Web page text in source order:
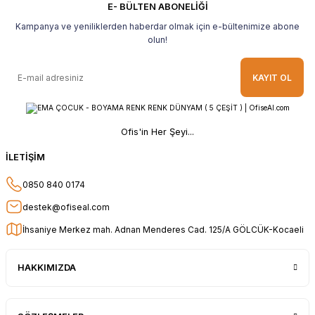
Ahmet Yılmaz | 29/04/2026
paketlenmiş, sorunsuz teslim aldım,
O... A... | 10/02/2026
Teşekkür ederim.
E... Ö... | 14/01/2026
Gayet başarılı ve ilgili firma. Fiyatları
E- BÜLTEN ABONELİĞİ
Kampanya ve yeniliklerden haberdar olmak için e-bültenimize abone
olun!
KAYIT OL
Ofis'in Her Şeyi...
İLETİŞİM
0850 840 0174
destek@ofiseal.com
İhsaniye Merkez mah. Adnan Menderes Cad. 125/A GÖLCÜK-Kocaeli
HAKKIMIZDA